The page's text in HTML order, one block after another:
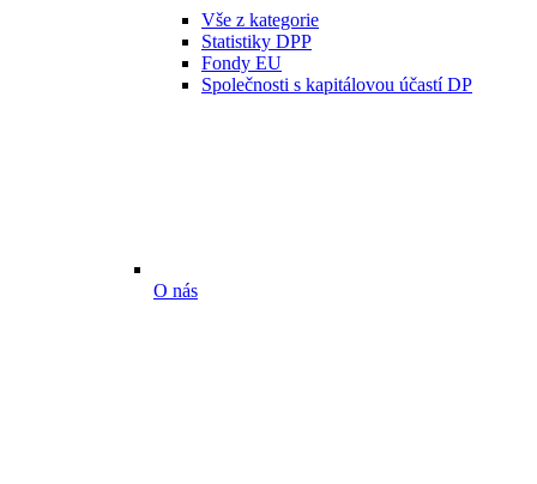
Vše z kategorie
Statistiky DPP
Fondy EU
Společnosti s kapitálovou účastí DP
O nás